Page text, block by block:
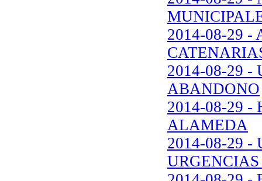
2014-08-29 -
2014-08-29 -
ABANDONO
2014-08-29
ALAMEDA
2014-08-29 -